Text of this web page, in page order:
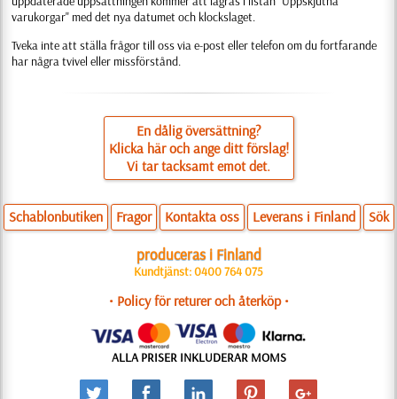
varukorgar" med det nya datumet och klockslaget.
Tveka inte att ställa frågor till oss via e-post eller telefon om du fortfarande
har några tvivel eller missförstånd.
En dålig översättning?
Klicka här och ange ditt förslag!
Vi tar tacksamt emot det.
Schablonbutiken Fragor Kontakta oss Leverans i Finland Sök
produceras i Finland
Kundtjänst: 0400 764 075
• Policy för returer och återköp •
ALLA PRISER INKLUDERAR MOMS